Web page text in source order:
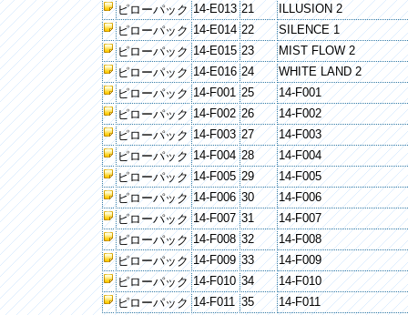
ピローパック 14-E013 21
ILLUSION 2
ピローパック 14-E014 22
SILENCE 1
ピローパック 14-E015 23
MIST FLOW 2
ピローパック 14-E016 24
WHITE LAND 2
ピローパック 14-F001 25
14-F001
ピローパック 14-F002 26
14-F002
ピローパック 14-F003 27
14-F003
ピローパック 14-F004 28
14-F004
ピローパック 14-F005 29
14-F005
ピローパック 14-F006 30
14-F006
ピローパック 14-F007 31
14-F007
ピローパック 14-F008 32
14-F008
ピローパック 14-F009 33
14-F009
ピローパック 14-F010 34
14-F010
ピローパック 14-F011 35
14-F011